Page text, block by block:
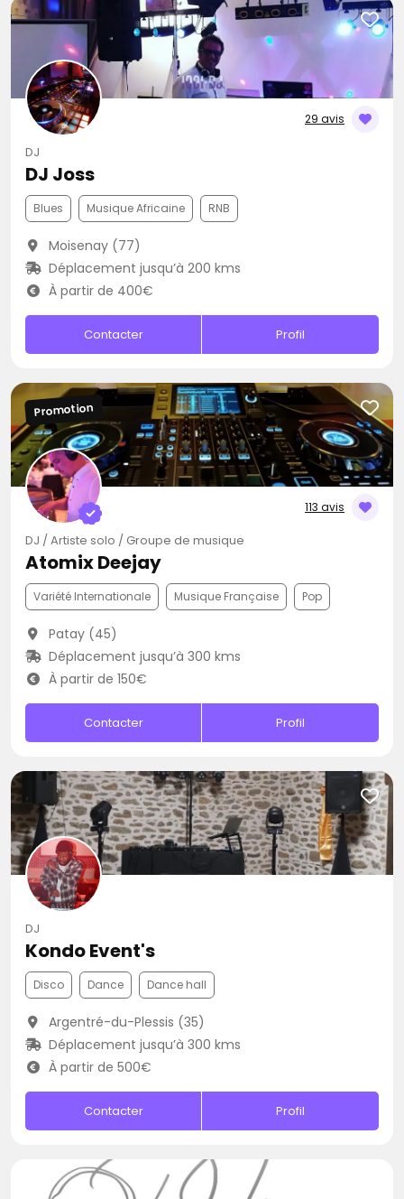
29 avis
DJ
DJ Joss
Blues Musique Africaine RNB
Moisenay (77)
Déplacement jusqu’à 200 kms
À partir de 400€
Contacter Profil
113 avis
Promotion
DJ / Artiste solo / Groupe de musique
Atomix Deejay
Variété Internationale Musique Française Pop
Patay (45)
Déplacement jusqu’à 300 kms
À partir de 150€
Contacter Profil
DJ
Kondo Event's
Disco Dance Dance hall
Argentré-du-Plessis (35)
Déplacement jusqu’à 300 kms
À partir de 500€
Contacter Profil